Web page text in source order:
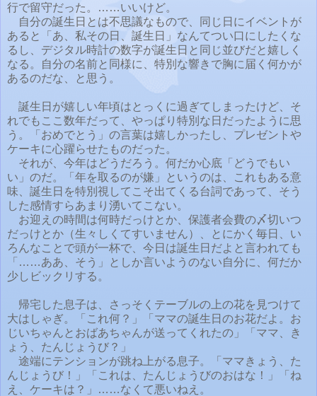
行で留守だった。……いいけど。
自分の誕生日とは不思議なもので、同じ日にイベントが
あると「あ、私その日、誕生日」なんてつい口にしたくな
るし、デジタル時計の数字が誕生日と同じ並びだと嬉しく
なる。自分の名前と同様に、特別な響きで胸に届く何かが
あるのだな、と思う。
誕生日が嬉しい年頃はとっくに過ぎてしまったけど、そ
れでもここ数年だって、やっぱり特別な日だったように思
う。「おめでとう」の言葉は嬉しかったし、プレゼントや
ケーキに心躍らせたものだった。
それが、今年はどうだろう。何だか心底「どうでもい
い」のだ。「年を取るのが嫌」というのは、これもある意
味、誕生日を特別視してこそ出てくる台詞であって、そう
した感情すらあまり湧いてこない。
お迎えの時間は何時だっけとか、保護者会費の〆切いつ
だっけとか（生々しくてすいません）、とにかく毎日、い
ろんなことで頭が一杯で、今日は誕生日だよと言われても
「……ああ、そう」としか言いようのない自分に、何だか
少しビックリする。
帰宅した息子は、さっそくテーブルの上の花を見つけて
大はしゃぎ。「これ何？」「ママの誕生日のお花だよ。お
じいちゃんとおばあちゃんが送ってくれたの」「ママ、き
ょう、たんじょうび？」
途端にテンションが跳ね上がる息子。「ママきょう、た
んじょうび！」「これは、たんじょうびのおはな！」「ね
え、ケーキは？」……なくて悪いねえ。